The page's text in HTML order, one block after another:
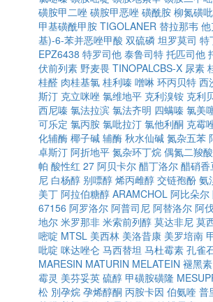
磺胺甲二唑 磺胺甲恶唑 磺酰胺 柳氮磺
甲基磺酰甲胺 TIGOLANER 替拉那韦 他
基)-6-苯并恶唑甲酸 双硫磷 坦罗莫司 特
EPZ6438 特罗司他 泰鲁司特 托匹司他
伏前列素 野麦畏 TINOPALCBS-X 尿素
桂醛 肉桂基氯 桂利嗪 噌啉 环丙贝特 西
斯汀 克立咪唑 氯维地平 克利溴铵 克利
西尼嗪 氯法拉滨 氯法齐明 四螨嗪 氯美
可乐定 氯丙胺 氯吡拉汀 氯他利酮 克霉
化辅酶 椰子碱 辅酶 秋水仙碱 氮杂五苯
卓斯汀 阿折地平 氮杂环丁烷 偶氮二羧酸
帕 酸性红 27 阿贝卡尔 醋丁洛尔 醋硝香
尼 白杨醇 别嘌醇 烯丙雌醇 交链孢酚 氨
美丁 阿拉伯糖醇 ARAMCHOL 阿比朵尔
67156 阿罗洛尔 阿普司尼 阿替洛尔 阿
地尔 米罗那非 米索前列醇 莫达非尼 莫
嘧啶 MTSL 美西林 美洛昔康 美罗培南
吡啶 咪达唑仑 马西替坦 马杜霉素 孔雀
MARESIN MATURIN MELATEIN 褪黑素
霉灵 美芬妥英 硫醇 甲磺胺磺隆
松 別孕烷 孕烯醇酮 丙胺卡因 伯氨喹 普